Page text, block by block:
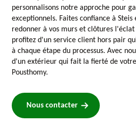
personnalisons notre approche pour
exceptionnels. Faites confiance à
redonner à vos murs et clôtures
profitez d'un service client hors pair
à chaque étape du processus. Avec
d'un extérieur qui fait la fierté de
Pousthomy.
Nous contacter